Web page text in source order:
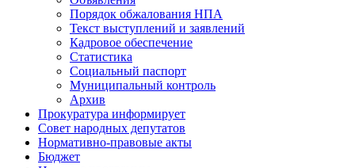
Порядок обжалования НПА
Текст выступлений и заявлений
Кадровое обеспечение
Статистика
Социальный паспорт
Муниципальный контроль
Архив
Прокуратура информирует
Совет народных депутатов
Нормативно-правовые акты
Бюджет